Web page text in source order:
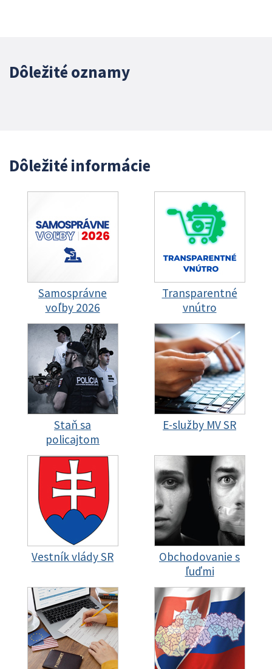
Dôležité oznamy
Dôležité informácie
Samosprávne
voľby 2026
Transparentné
vnútro
Staň sa
policajtom
E-služby MV SR
Vestník vlády SR
Obchodovanie s
ľuďmi